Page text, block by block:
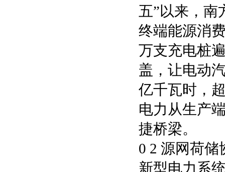
五”以来，南
终端能源消
万支充电桩
盖，让电动
亿千瓦时，
电力从生产
捷桥梁。
0 2 源网荷储
新型电力系